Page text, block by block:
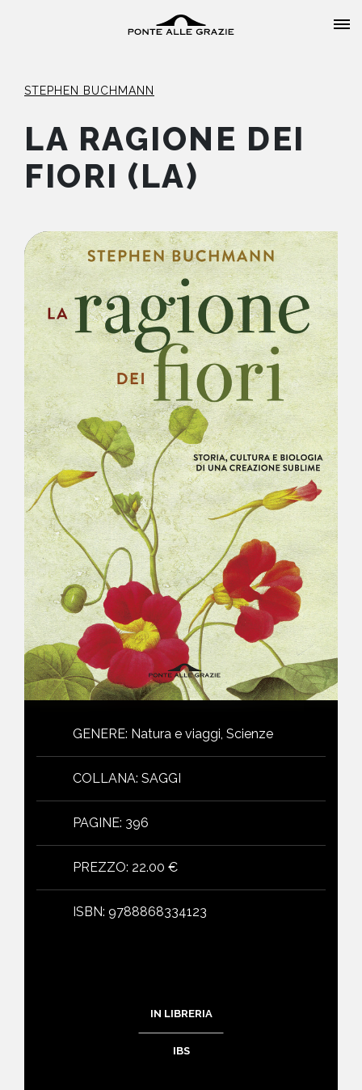
HOME
CATALOGO
AUTORI
EVENTI
NEWS
CONTATTI
STEPHEN BUCHMANN
LA RAGIONE DEI
FIORI (LA)
GENERE: Natura e viaggi, Scienze
COLLANA: SAGGI
PAGINE: 396
PREZZO: 22.00 €
ISBN: 9788868334123
IN LIBRERIA
IBS